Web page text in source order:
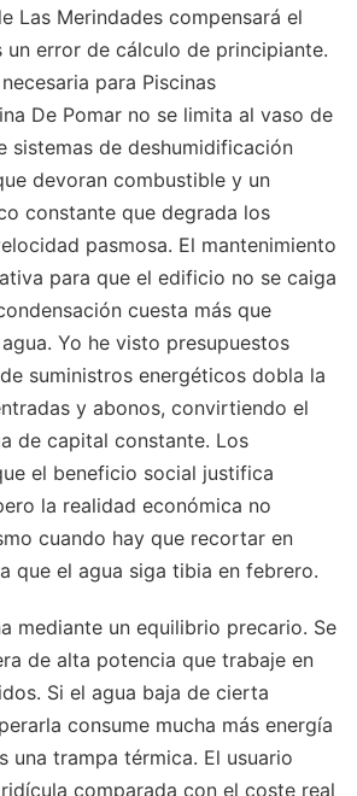
Las Merindades compensará el
un error de cálculo de principiante.
para Piscinas
De Pomar no se limita al vaso de
sistemas de deshumidificación
devoran combustible y un
constante que degrada los
pasmosa. El mantenimiento
para que el edificio no se caiga
cuesta más que
Yo he visto presupuestos
suministros energéticos dobla la
y abonos, convirtiendo el
de capital constante. Los
el beneficio social justifica
la realidad económica no
cuando hay que recortar en
que el agua siga tibia en febrero.
mediante un equilibrio precario. Se
de alta potencia que trabaje en
Si el agua baja de cierta
consume mucha más energía
una trampa térmica. El usuario
comparada con el coste real